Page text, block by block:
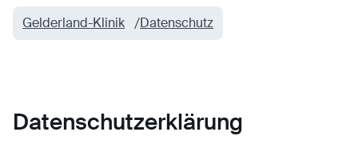
Gelderland-Klinik Datenschutz
Datenschutzerklärung
verstehen, wie unsere Besucher unsere Website
nutzen.